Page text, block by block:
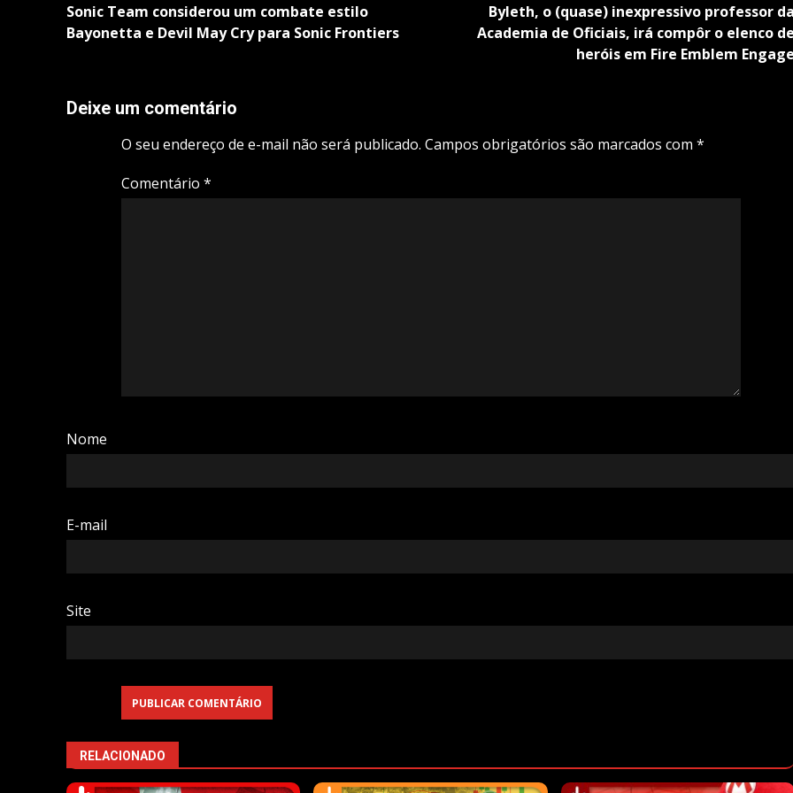
navigation
Sonic Team considerou um combate estilo
Bayonetta e Devil May Cry para Sonic Frontiers
Byleth, o (quase) inexpressivo professor da
Academia de Oficiais, irá compôr o elenco de
heróis em Fire Emblem Engage
Deixe um comentário
O seu endereço de e-mail não será publicado. Campos obrigatórios são marcados com *
Comentário *
Nome
E-mail
Site
RELACIONADO